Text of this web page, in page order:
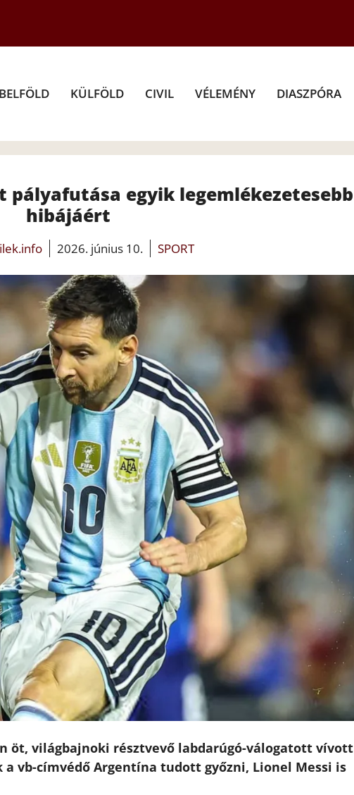
BELFÖLD KÜLFÖLD CIVIL VÉLEMÉNY DIASZPÓRA
pályafutása egyik legemlékezetesebb
hibájáért
2026. június 10. SPORT
öt, világbajnoki résztvevő labdarúgó-válogatott vívott
vb-címvédő Argentína tudott győzni, Lionel Messi is